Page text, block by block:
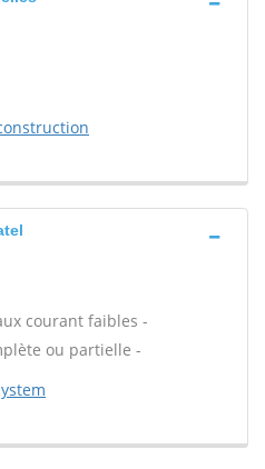
courant faibles -
ou partielle -